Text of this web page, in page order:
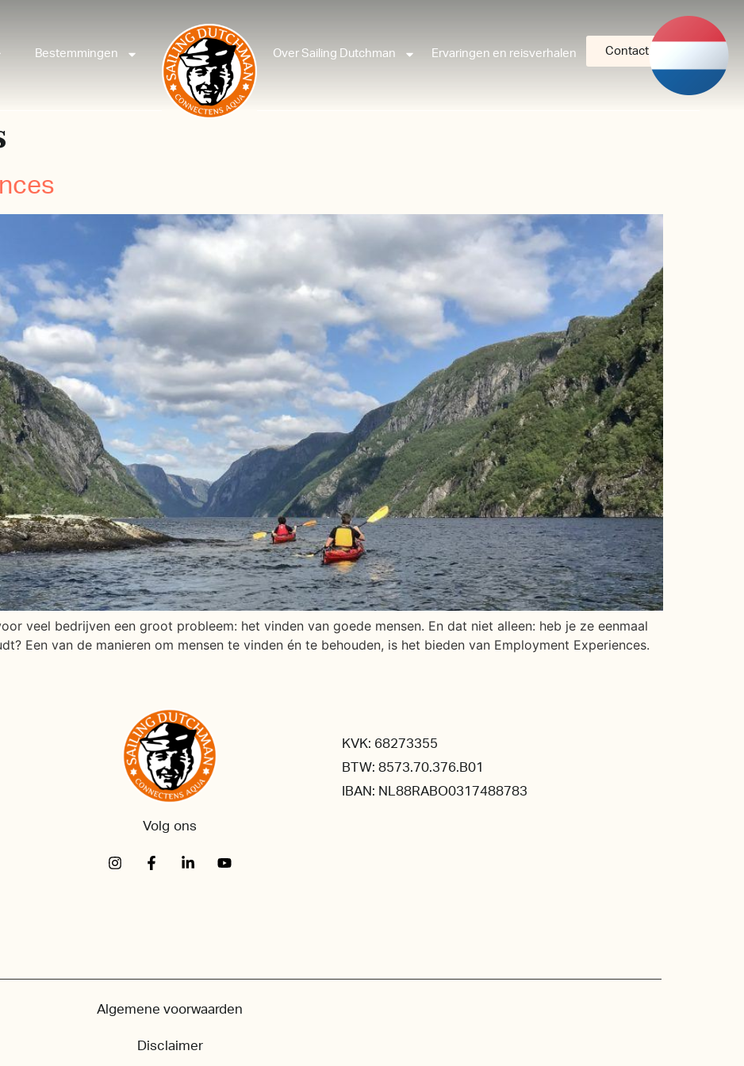
Bestemmingen Over Sailing Dutchman Ervaringen en reisverhalen Contact
veel bedrijven een groot probleem: het vinden van goede mensen. En dat niet alleen: heb je ze eenmaal
Een van de manieren om mensen te vinden én te behouden, is het bieden van Employment Experiences.
Volg ons
KVK: 68273355
BTW: 8573.70.376.B01
IBAN: NL88RABO0317488783
Algemene voorwaarden
Disclaimer